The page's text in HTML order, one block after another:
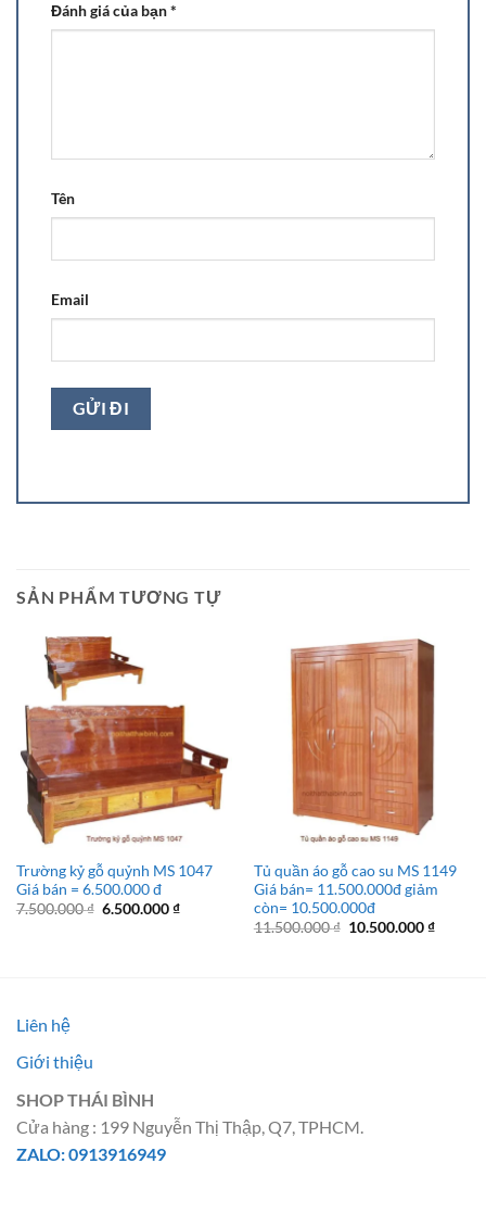
Đánh giá của bạn*
Tên
Email
SẢN PHẨM TƯƠNG TỰ
Trường kỷ gỗ quỷnh MS 1047
Giá bán = 6.500.000 đ
7.500.000₫ Giá
6.500.000₫Giá
Tủ quần áo gỗ cao su MS 1149
Giá bán= 11.500.000đ giảm
còn= 10.500.000đ
11.500.000₫ Giá
10.500.000₫Giá
Liên hệ
Giới thiệu
SHOP THÁI BÌNH
Cửa hàng : 199 Nguyễn Thị Thập, Q7, TPHCM.
ZALO: 0913916949